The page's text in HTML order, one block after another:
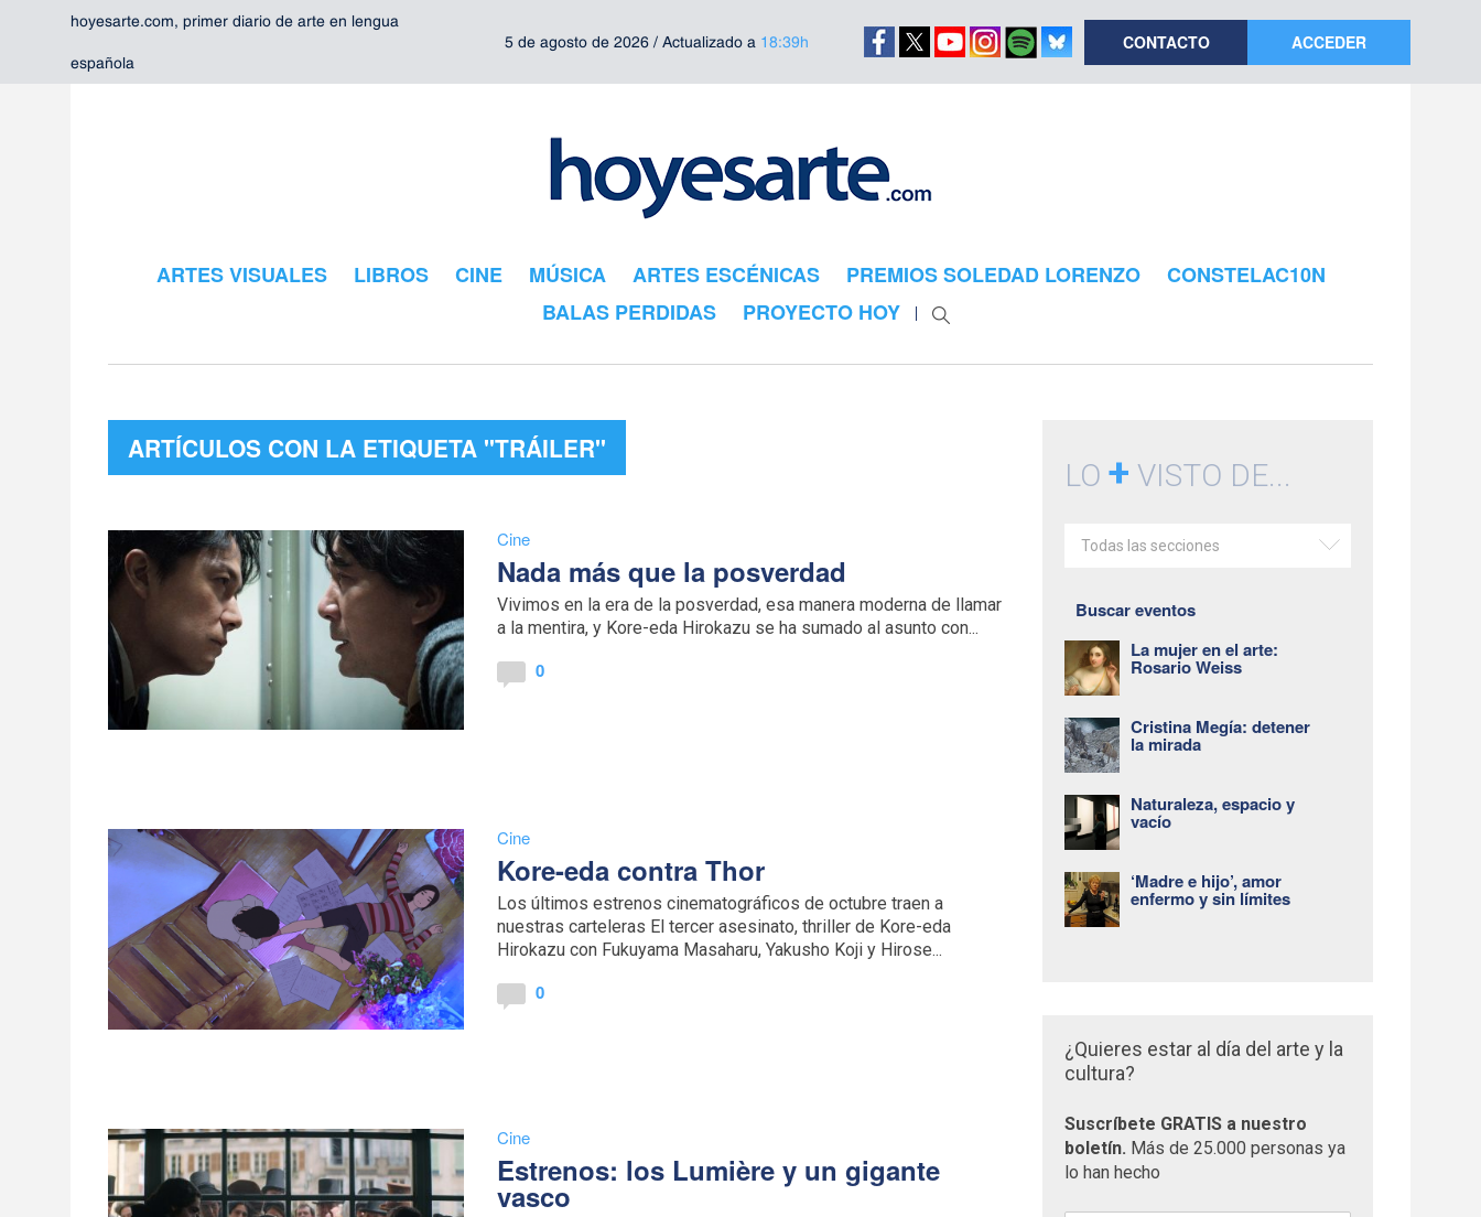
hoyesarte.com, primer diario de arte en lengua
española
5 de agosto de 2026 / Actualizado a 18:39h CONTACTO ACCEDER
ARTES VISUALES LIBROS CINE MÚSICA ARTES ESCÉNICAS PREMIOS SOLEDAD LORENZO
CONSTELAC10N
BALAS PERDIDAS
PROYECTO HOY
ARTÍCULOS CON LA ETIQUETA "TRÁILER"
Cine
Nada más que la posverdad
Vivimos en la era de la posverdad, esa manera moderna de llamar
a la mentira, y Kore-eda Hirokazu se ha sumado al asunto con...
0
Cine
Kore-eda contra Thor
Los últimos estrenos cinematográficos de octubre traen a
nuestras carteleras El tercer asesinato, thriller de Kore-eda
Hirokazu con Fukuyama Masaharu, Yakusho Koji y Hirose...
0
Cine
Estrenos: los Lumière y un gigante
vasco
LO+ VISTO DE...
Todas las secciones
Buscar eventos
La mujer en el arte:
Rosario Weiss
Cristina Megía: detener
la mirada
Naturaleza, espacio y
vacío
‘Madre e hijo’, amor
enfermo y sin límites
¿Quieres estar al día del arte y la
cultura?
Suscríbete GRATIS a nuestro
boletín. Más de 25.000 personas ya
lo han hecho